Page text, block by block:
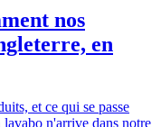
nos
en
et ce qui se passe
n'arrive dans notre